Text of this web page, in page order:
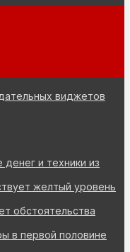
виджетов
и техники из
желтый уровень
обстоятельства
в первой половине